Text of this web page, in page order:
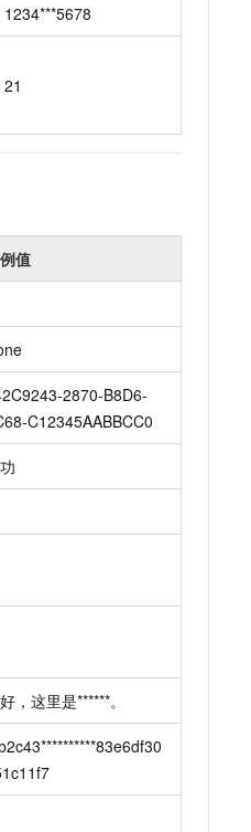
1234***5678
21
值
2870-B8D6-
C12345AABBCC0
，这里是******。